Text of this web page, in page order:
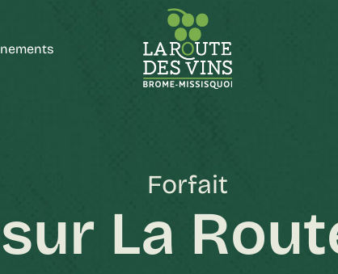
Forfait
La